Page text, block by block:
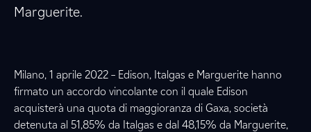
Marguerite.
Milano, 1 aprile 2022 – Edison, Italgas e Marguerite hanno
firmato un accordo vincolante con il quale Edison
acquisterà una quota di maggioranza di Gaxa, società
detenuta al 51,85% da Italgas e dal 48,15% da Marguerite,